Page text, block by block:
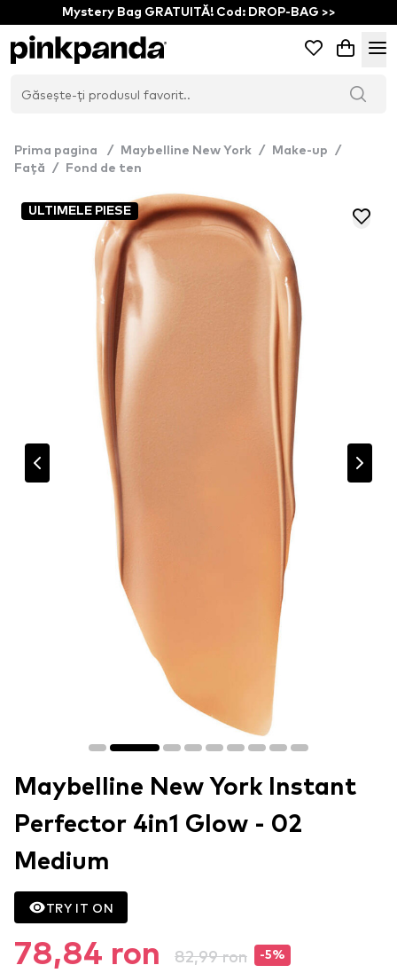
Mystery Bag GRATUITĂ! Cod: DROP-BAG >>
Prima pagina / Maybelline New York / Make-up
/
Față
/ Fond de ten
ULTIMELE PIESE
Maybelline New York Instant
Perfector 4in1 Glow - 02
Medium
TRY IT ON
78,84 ron 82,99 ron -5%